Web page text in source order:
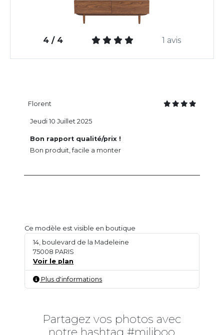
4 / 4 1 avis
Florent
Bon rapport qualité/prix !
Bon produit, facile a monter
Jeudi 10 Juillet 2025
Ce modèle est visible en boutique
14, boulevard de la Madeleine
75008 PARIS
Voir le plan
Plus d'informations
Partagez vos photos avec
notre hashtag #miliboo